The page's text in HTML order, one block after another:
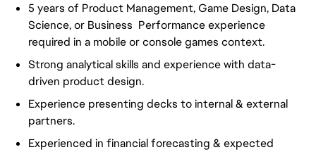
5 years of Product Management, Game Design, Data
Science, or Business Performance experience
required in a mobile or console games context.
Strong analytical skills and experience with data-
driven product design.
Experience presenting decks to internal & external
partners.
Experienced in financial forecasting & expected